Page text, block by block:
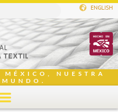
ENGLISH
NUESTRA